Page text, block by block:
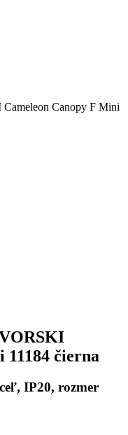
Canopy F Mini
11184 čierna
IP20, rozmer